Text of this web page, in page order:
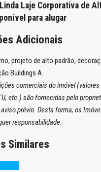
Laje Corporativa de
para alugar
Adicionais
projeto de alto padrão,
Buildings A.
comerciais do imóvel (valores
etc.) são fornecidas pelo
prévio. Desta forma, os
responsabilidade.
Similares